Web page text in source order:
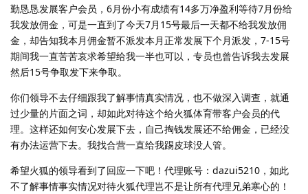
勤恳恳发展客户会员，6月份小有成绩有14多万净盈利等待7月份给
我发放佣金，可是一直到了今天7月15号最后一天都不给我发放佣
金，却告知我本月佣金暂不派发本月正常发展下个月派发，7-15号
期间我一直苦苦哀求希望给我一半也可以，专员也曾告诉我去发展
然后15号争取发下来争取。
你们领导不去仔细跟我了解事情真实情况，也不做深入调查，就通
过少量的片面之词，却如此对待这个给火狐体育带客户会员的代
理。这样还如何安心发展下去，自己掏钱发展还不给佣金，已经没
有办法运营下去。我找合营一直给我踢皮球没人管。
希望火狐的领导看到了回应一下吧！代理账号：dazui5210，如此
不了解事情事实情况对待火狐代理岂不是让所有代理兄弟寒心的！